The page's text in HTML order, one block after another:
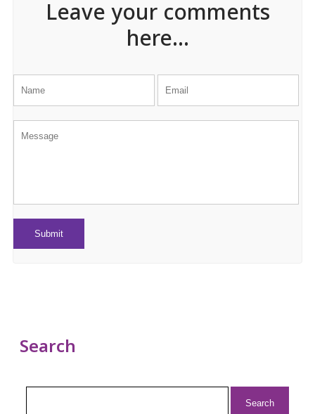
Leave your comments
here...
Search